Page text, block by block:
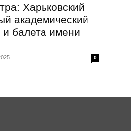
Харьковский
академический
и балета имени
0